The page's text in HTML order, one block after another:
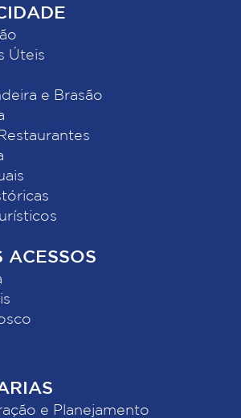
Úteis
e Brasão
ACESSOS
e Planejamento